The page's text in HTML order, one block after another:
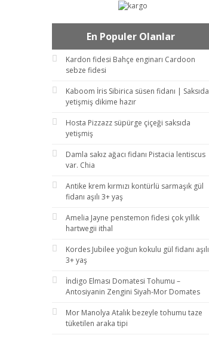
En Populer Olanlar
Kardon fidesi Bahçe enginarı Cardoon
sebze fidesi
Kaboom İris Sibirica süsen fidanı | Saksıda
yetişmiş dikime hazır
Hosta Pizzazz süpürge çiçeği saksıda
yetişmiş
Damla sakız ağacı fidanı Pistacia lentiscus
var. Chia
Antike krem kırmızı kontürlü sarmaşık gül
fidanı aşılı 3+ yaş
Amelia Jayne penstemon fidesi çok yıllık
hartwegii ithal
Kordes Jubilee yoğun kokulu gül fidanı aşılı
3+ yaş
İndigo Elması Domatesi Tohumu –
Antosiyanin Zengini Siyah-Mor Domates
Mor Manolya Atalık bezeyle tohumu taze
tüketilen araka tipi